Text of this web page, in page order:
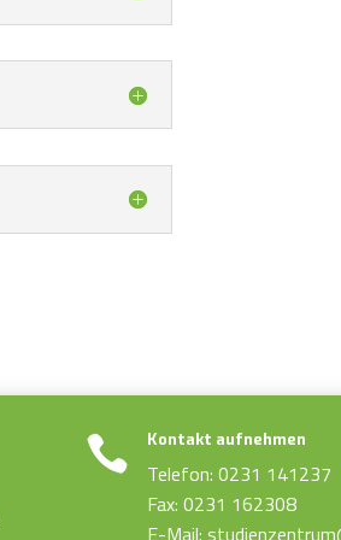
 Kontakt aufnehmen
Telefon: 0231 141237
Fax: 0231 162308